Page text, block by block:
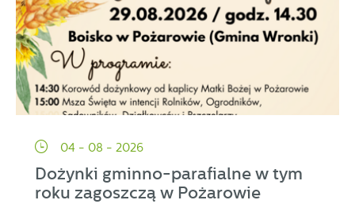
04 - 08 - 2026
Dożynki gminno-parafialne w tym
roku zagoszczą w Pożarowie